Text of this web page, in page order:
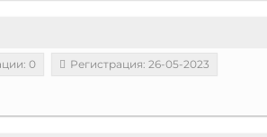
0 Регистрация: 26-05-2023